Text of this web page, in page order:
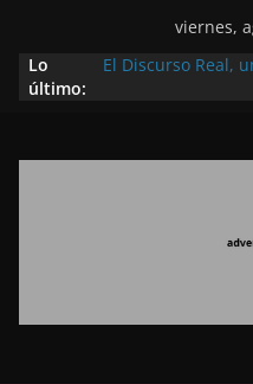
viernes,
Lo
último:
El Discurso Real,
Extranjero: al
Marruecos